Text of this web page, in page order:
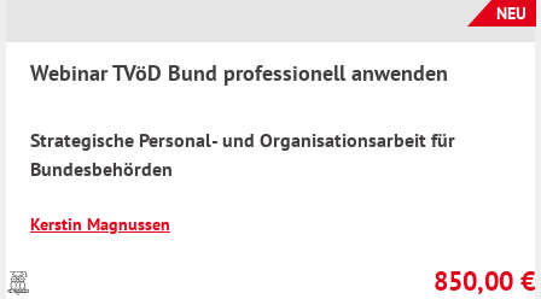
NEU
Webinar TVöD Bund professionell anwenden
Strategische Personal- und Organisationsarbeit für
Bundesbehörden
Kerstin Magnussen
Regulärer
850,00 €
Preise